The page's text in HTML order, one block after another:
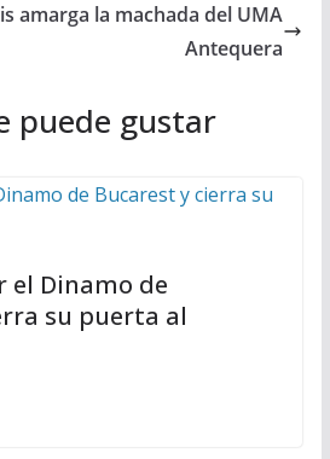
amarga la machada del UMA
Antequera
puede gustar
el Dinamo de
su puerta al